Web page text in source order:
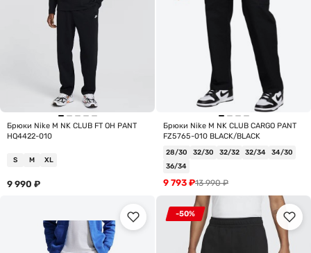
Брюки Nike M NK CLUB FT OH PANT
HQ4422-010
S M XL
9 990 ₽
Брюки Nike M NK CLUB CARGO PANT
FZ5765-010 BLACK/BLACK
28/30 32/30 32/32 32/34
34/30
36/34
13 990₽
9 793 ₽
-50%